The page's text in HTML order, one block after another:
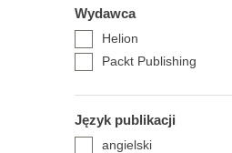
Wydawca
Helion
Packt Publishing
Język publikacji
angielski